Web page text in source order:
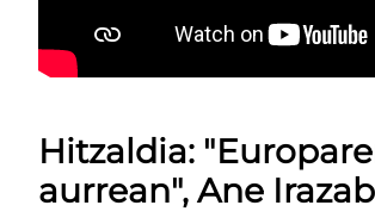
Hitzaldia:
aurrean", Ane